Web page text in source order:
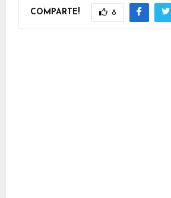
COMPARTE! 8